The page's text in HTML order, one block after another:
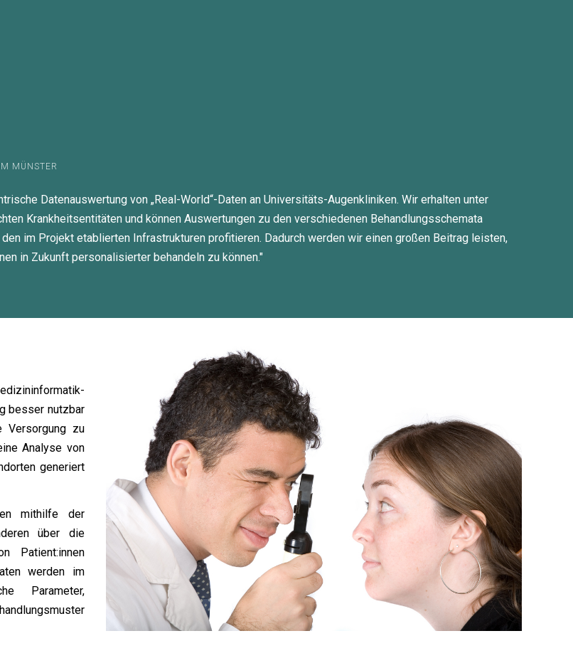
MÜNSTER
Datenauswertung von „Real-World“-Daten an Universitäts-Augenkliniken. Wir erhalten unter
Krankheitsentitäten und können Auswertungen zu den verschiedenen Behandlungsschemata
im Projekt etablierten Infrastrukturen profitieren. Dadurch werden wir einen großen Beitrag leisten,
in Zukunft personalisierter behandeln zu können."
besser nutzbar
Versorgung zu
Analyse von
generiert
mithilfe der
über die
Patient:innen
werden im
Parameter,